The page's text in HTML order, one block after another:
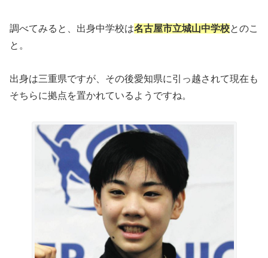
調べてみると、出身中学校は名古屋市立城山中学校とのこ
と。
出身は三重県ですが、その後愛知県に引っ越されて現在も
そちらに拠点を置かれているようですね。